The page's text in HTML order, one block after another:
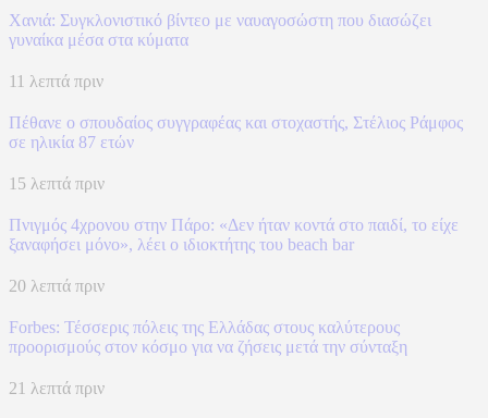
Χανιά: Συγκλονιστικό βίντεο με ναυαγοσώστη που διασώζει
γυναίκα μέσα στα κύματα
11 λεπτά πριν
Πέθανε ο σπουδαίος συγγραφέας και στοχαστής, Στέλιος Ράμφος
σε ηλικία 87 ετών
15 λεπτά πριν
Πνιγμός 4χρονου στην Πάρο: «Δεν ήταν κοντά στο παιδί, το είχε
ξαναφήσει μόνο», λέει ο ιδιοκτήτης του beach bar
20 λεπτά πριν
Forbes: Τέσσερις πόλεις της Ελλάδας στους καλύτερους
προορισμούς στον κόσμο για να ζήσεις μετά την σύνταξη
21 λεπτά πριν